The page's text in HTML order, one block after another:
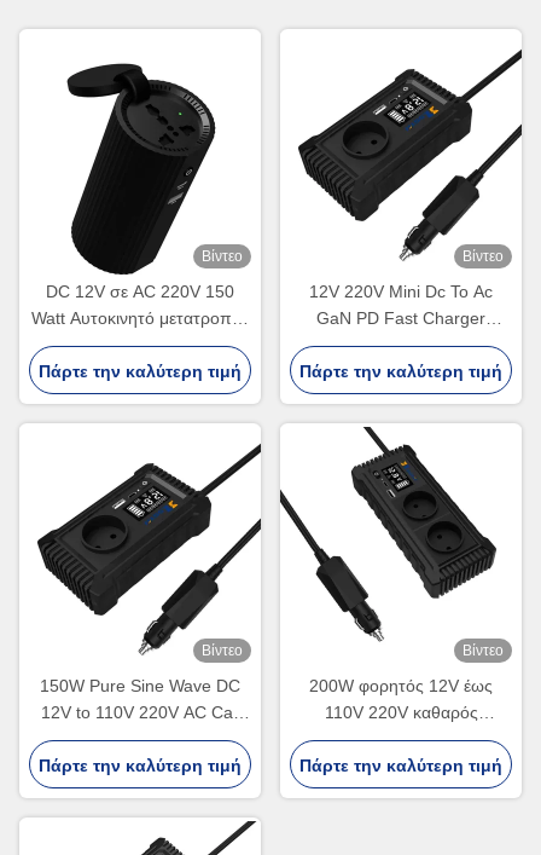
Βίντεο
DC 12V σε AC 220V 150
Watt Αυτοκινητό μετατροπέα
Αυτοκινητό τσιγάρο
αναπτήρα μετατροπέα
ισχύος προσαρμοσμένο
Πάρτε την καλύτερη τιμή
Βίντεο
12V 220V Mini Dc To Ac
GaN PD Fast Charger
Converter USA UK EU
Socket 150W Pure Sine
Wave Electric Car Power
Inverter Dual Sockets
Πάρτε την καλύτερη τιμή
Βίντεο
150W Pure Sine Wave DC
12V to 110V 220V AC Car
Charger Converter Adapter
Dual USB Off Grid 200W Car
Power Inverter
Πάρτε την καλύτερη τιμή
Βίντεο
200W φορητός 12V έως
110V 220V καθαρός
μετατροπέας ισχύος
αυτοκινήτου
Πάρτε την καλύτερη τιμή